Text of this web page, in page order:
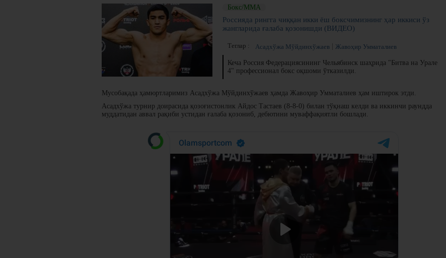
Бокс/ММА
Россияда рингга чиққан икки ёш боксчимизнинг ҳар иккиси ўз
жангларида ғалаба қозонишди (ВИДЕО)
Теглар : Асадхўжа Мўйдинхўжаев Жавоҳир Умматалиев
Кеча Россия Федерациясининг Чельябинск шаҳрида "Битва на Урале
4" профессионал бокс оқшоми ўтказилди.
Мусобақада ҳамюртларимиз Асадхўжа Мўйдинхўжаев ҳамда Жавоҳир Умматалиев ҳам иштирок этди.
Асадхўжа турнир доирасида қозоғистонлик Айдос Тастаев (8-8-0) билан тўқнаш келди ва иккинчи раундда
муддатидан аввал рақиби устидан ғалаба қозониб, дебютини муваффақиятли бошлади.